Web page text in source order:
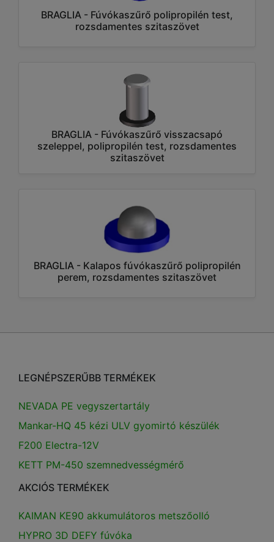
BRAGLIA - Fúvókaszűrő polipropilén test,
rozsdamentes szitaszövet
BRAGLIA - Fúvókaszűrő visszacsapó
szeleppel, polipropilén test, rozsdamentes
szitaszövet
BRAGLIA - Kalapos fúvókaszűrő polipropilén
perem, rozsdamentes szitaszövet
LEGNÉPSZERŰBB TERMÉKEK
NEVADA PE vegyszertartály
Mankar-HQ 45 kézi ULV gyomirtó készülék
F200 Electra-12V
KETT PM-450 szemnedvességmérő
AKCIÓS TERMÉKEK
KAIMAN KE90 akkumulátoros metszőolló
HYPRO 3D DEFY fúvóka